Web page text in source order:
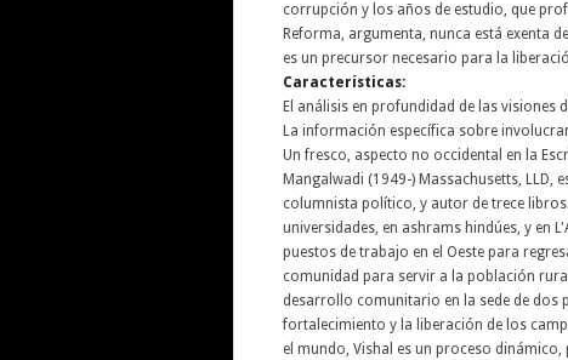
corrupción y los años de estudio, que
Reforma, argumenta, nunca está exenta
es un precursor necesario para la
Características:
El análisis en profundidad de las visiones
La información específica sobre
Un fresco, aspecto no occidental en la
Mangalwadi (1949-) Massachusetts,
columnista político, y autor de trece
universidades, en ashrams hindúes, y en
puestos de trabajo en el Oeste para
comunidad para servir a la población
desarrollo comunitario en la sede de dos
fortalecimiento y la liberación de los
el mundo, Vishal es un proceso